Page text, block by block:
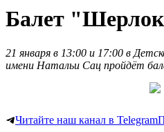
Балет
21 января в 13:00 и 17:00 в
имени Натальи Сац пройдёт
Читайте наш канал в Telegram